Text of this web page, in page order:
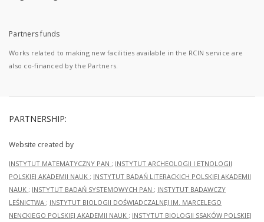
Partners funds
Works related to making new facilities available in the RCIN service are
also co-financed by the Partners.
PARTNERSHIP:
Website created by
INSTYTUT MATEMATYCZNY PAN ; INSTYTUT ARCHEOLOGII I ETNOLOGII
POLSKIEJ AKADEMII NAUK ; INSTYTUT BADAŃ LITERACKICH POLSKIEJ AKADEMII
NAUK ; INSTYTUT BADAŃ SYSTEMOWYCH PAN ; INSTYTUT BADAWCZY
LEŚNICTWA ; INSTYTUT BIOLOGII DOŚWIADCZALNEJ IM. MARCELEGO
NENCKIEGO POLSKIEJ AKADEMII NAUK ; INSTYTUT BIOLOGII SSAKÓW POLSKIEJ